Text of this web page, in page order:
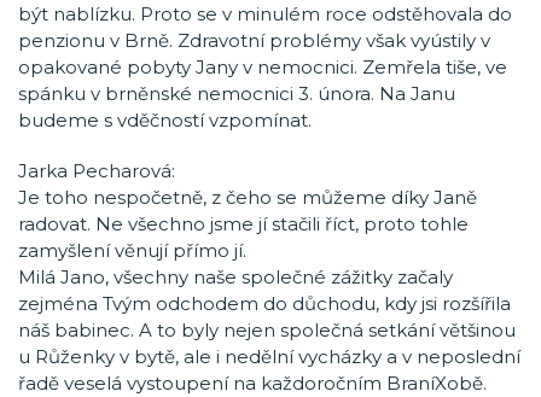
být nablízku. Proto se v minulém roce odstěhovala do
penzionu v Brně. Zdravotní problémy však vyústily v
opakované pobyty Jany v nemocnici. Zemřela tiše, ve
spánku v brněnské nemocnici 3. února. Na Janu
budeme s vděčností vzpomínat.
Jarka Pecharová:
Je toho nespočetně, z čeho se můžeme díky Janě
radovat. Ne všechno jsme jí stačili říct, proto tohle
zamyšlení věnují přímo jí.
Milá Jano, všechny naše společné zážitky začaly
zejména Tvým odchodem do důchodu, kdy jsi rozšířila
náš babinec. A to byly nejen společná setkání většinou
u Růženky v bytě, ale i nedělní vycházky a v neposlední
řadě veselá vystoupení na každoročním BraníXobě.